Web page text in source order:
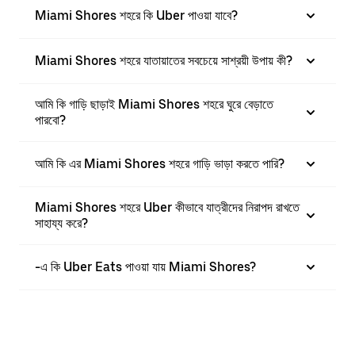
Miami Shores শহরে কি Uber পাওয়া যাবে?
Miami Shores শহরে যাতায়াতের সবচেয়ে সাশ্রয়ী উপায় কী?
আমি কি গাড়ি ছাড়াই Miami Shores শহরে ঘুরে বেড়াতে
পারবো?
আমি কি এর Miami Shores শহরে গাড়ি ভাড়া করতে পারি?
Miami Shores শহরে Uber কীভাবে যাত্রীদের নিরাপদ রাখতে
সাহায্য করে?
-এ কি Uber Eats পাওয়া যায় Miami Shores?